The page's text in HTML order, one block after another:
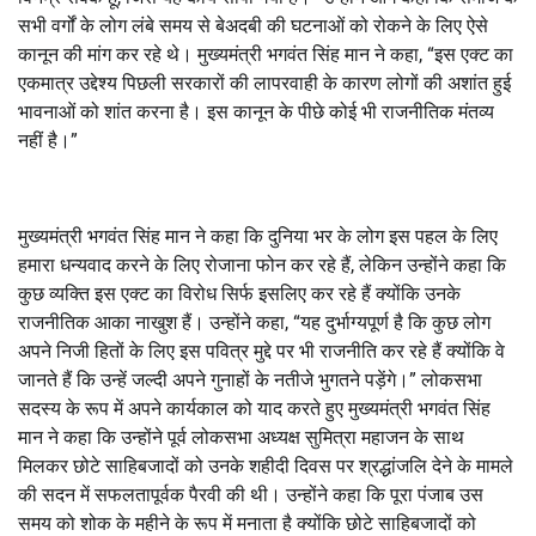
सभी वर्गों के लोग लंबे समय से बेअदबी की घटनाओं को रोकने के लिए ऐसे
कानून की मांग कर रहे थे। मुख्यमंत्री भगवंत सिंह मान ने कहा, “इस एक्ट का
एकमात्र उद्देश्य पिछली सरकारों की लापरवाही के कारण लोगों की अशांत हुई
भावनाओं को शांत करना है। इस कानून के पीछे कोई भी राजनीतिक मंतव्य
नहीं है।”
मुख्यमंत्री भगवंत सिंह मान ने कहा कि दुनिया भर के लोग इस पहल के लिए
हमारा धन्यवाद करने के लिए रोजाना फोन कर रहे हैं,लेकिन उन्होंने कहा कि
कुछ व्यक्ति इस एक्ट का विरोध सिर्फ इसलिए कर रहे हैं क्योंकि उनके
राजनीतिक आका नाखुश हैं। उन्होंने कहा, “यह दुर्भाग्यपूर्ण है कि कुछ लोग
अपने निजी हितों के लिए इस पवित्र मुद्दे पर भी राजनीति कर रहे हैं क्योंकि वे
जानते हैं कि उन्हें जल्दी अपने गुनाहों के नतीजे भुगतने पड़ेंगे।”लोकसभा
सदस्य के रूप में अपने कार्यकाल को याद करते हुए मुख्यमंत्री भगवंत सिंह
मान ने कहा कि उन्होंने पूर्व लोकसभा अध्यक्ष सुमित्रा महाजन के साथ
मिलकर छोटे साहिबजादों को उनके शहीदी दिवस पर श्रद्धांजलि देने के मामले
की सदन में सफलतापूर्वक पैरवी की थी। उन्होंने कहा कि पूरा पंजाब उस
समय को शोक के महीने के रूप में मनाता है क्योंकि छोटे साहिबजादों को